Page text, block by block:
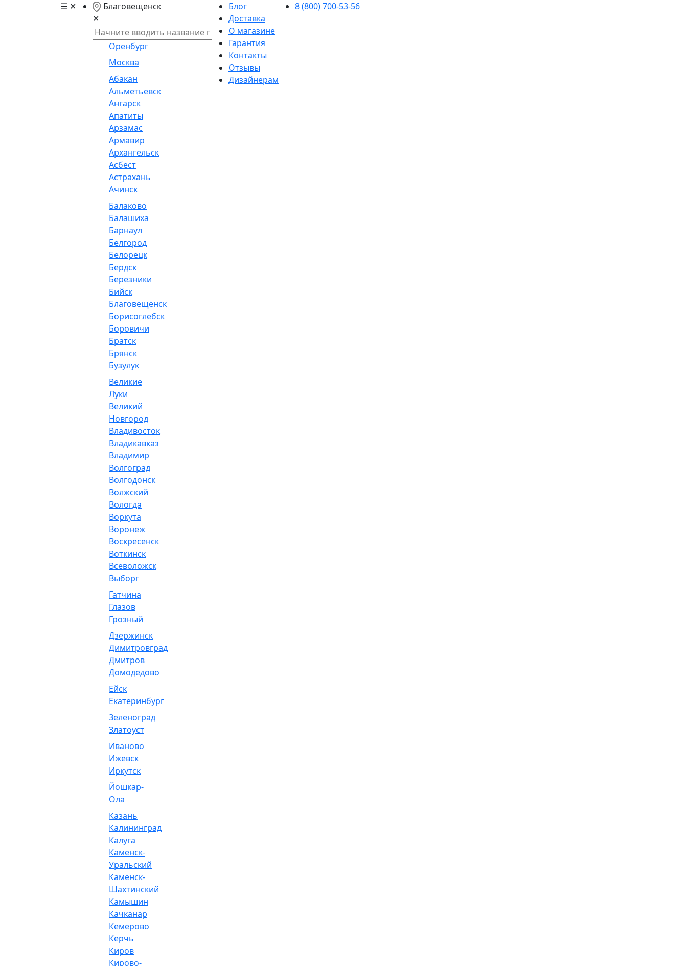
☰ ✕
Благовещенск
✕
Оренбург
Москва
Абакан
Альметьевск
Ангарск
Апатиты
Арзамас
Армавир
Архангельск
Асбест
Астрахань
Ачинск
Балаково
Балашиха
Барнаул
Белгород
Белорецк
Бердск
Березники
Бийск
Благовещенск
Борисоглебск
Боровичи
Братск
Брянск
Бузулук
Великие
Луки
Великий
Новгород
Владивосток
Владикавказ
Владимир
Волгоград
Волгодонск
Волжский
Вологда
Воркута
Воронеж
Воскресенск
Воткинск
Всеволожск
Выборг
Гатчина
Глазов
Грозный
Дзержинск
Димитровград
Дмитров
Домодедово
Ейск
Екатеринбург
Зеленоград
Златоуст
Иваново
Ижевск
Иркутск
Йошкар-
Ола
Казань
Калининград
Калуга
Каменск-
Уральский
Каменск-
Шахтинский
Камышин
Качканар
Кемерово
Керчь
Киров
Кирово-
Блог
Доставка
О магазине
Гарантия
Контакты
Отзывы
Дизайнерам
8 (800) 700-53-56